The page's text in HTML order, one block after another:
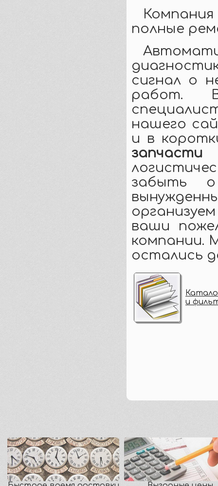
полные
сигнал о
работ.
нашего
и в
запчасти
забыть о
ваши
компании.
остались
и